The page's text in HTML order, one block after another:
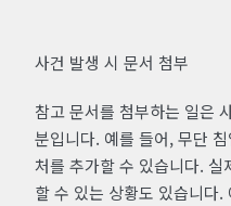
사건 발생 시 문서 첨부
참고 문서를 첨부하는 일은
분입니다. 예를 들어, 무단
처를 추가할 수 있습니다.
할 수 있는 상황도 있습니다